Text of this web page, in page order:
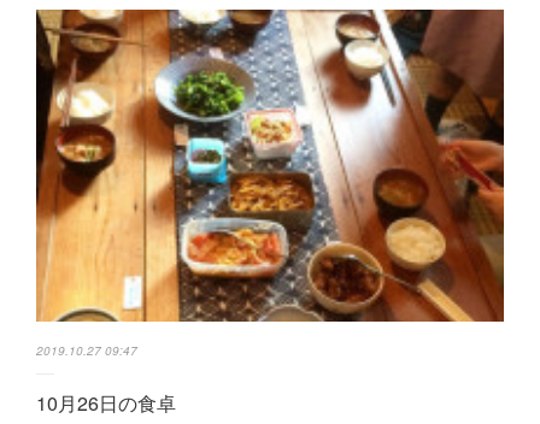
2019.10.27 09:47
10月26日の食卓